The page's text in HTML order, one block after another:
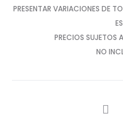
PRESENTAR VARIACIONES DE
PRECIOS SUJETOS
NO
SHARE